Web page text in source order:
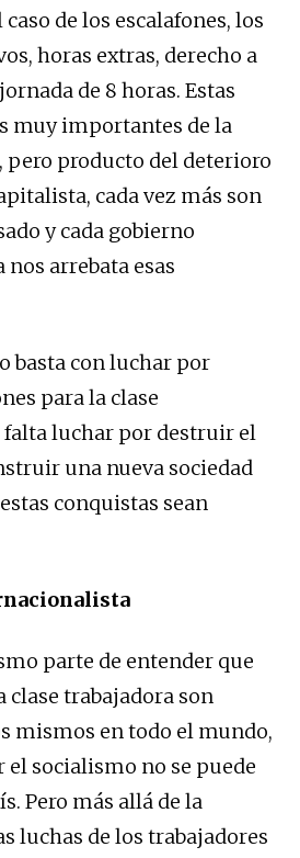
caso de los escalafones, los
horas extras, derecho a
de 8 horas. Estas
muy importantes de la
pero producto del deterioro
cada vez más son
y cada gobierno
arrebata esas
basta con luchar por
para la clase
falta luchar por destruir el
una nueva sociedad
conquistas sean
parte de entender que
clase trabajadora son
mismos en todo el mundo,
el socialismo no se puede
Pero más allá de la
luchas de los trabajadores